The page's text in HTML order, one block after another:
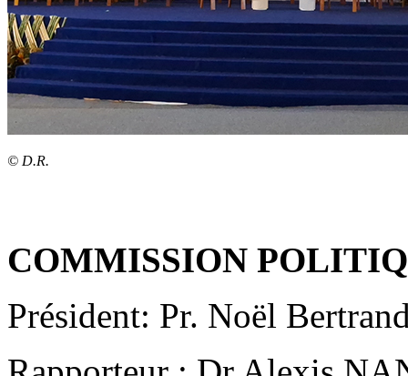
© D.R.
COMMISSION
Président: Pr. Noël